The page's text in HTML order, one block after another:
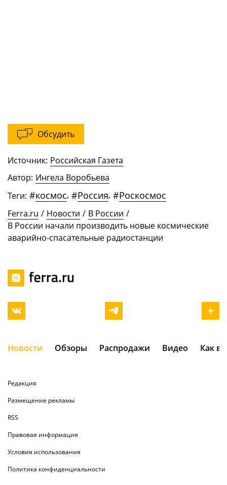
Обсудить
Источник: Российская Газета
Автор: Ингела Воробьева
Теги: #космос, #Россия, #Роскосмос
Ferra.ru / Новости / В России /
В России начали производить новые космические
аварийно-спасательные радиостанции
Новости Обзоры Распродажи Видео Как
Редакция
Размещение рекламы
RSS
Правовая информация
Условия использования
Политика конфиденциальности